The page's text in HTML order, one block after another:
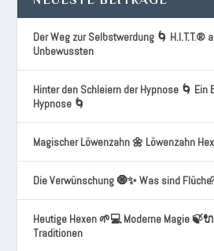
Der Weg zur Selbstwerdung 🌀 H.I.T.T.®
Unbewussten
Hinter den Schleiern der Hypnose 🌀 Ein
Hypnose 🌀
Magischer Löwenzahn 🌼 Löwenzahn
Die Verwünschung 🧿✨ Was sind
Heutige Hexen 🌱💻 Moderne Magie
Traditionen